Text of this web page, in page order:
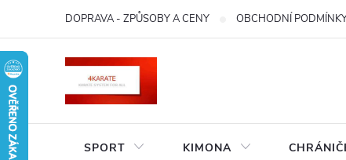
obsah
DOPRAVA - ZPŮSOBY A CENY OBCHODNÍ
SPORT KIMONA